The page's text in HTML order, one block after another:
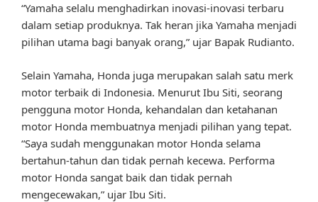
“Yamaha selalu menghadirkan inovasi-inovasi terbaru
dalam setiap produknya. Tak heran jika Yamaha menjadi
pilihan utama bagi banyak orang,” ujar Bapak Rudianto.
Selain Yamaha, Honda juga merupakan salah satu merk
motor terbaik di Indonesia. Menurut Ibu Siti, seorang
pengguna motor Honda, kehandalan dan ketahanan
motor Honda membuatnya menjadi pilihan yang tepat.
“Saya sudah menggunakan motor Honda selama
bertahun-tahun dan tidak pernah kecewa. Performa
motor Honda sangat baik dan tidak pernah
mengecewakan,” ujar Ibu Siti.